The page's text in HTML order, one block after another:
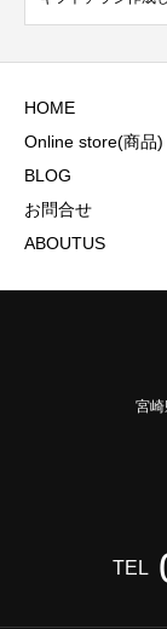
HOME
Online store(商品)
BLOG
お問合せ
ABOUTUS
宮崎
TEL